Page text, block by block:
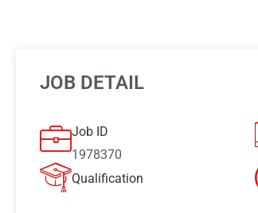
JOB DETAIL
Job ID
1978370
Qualification